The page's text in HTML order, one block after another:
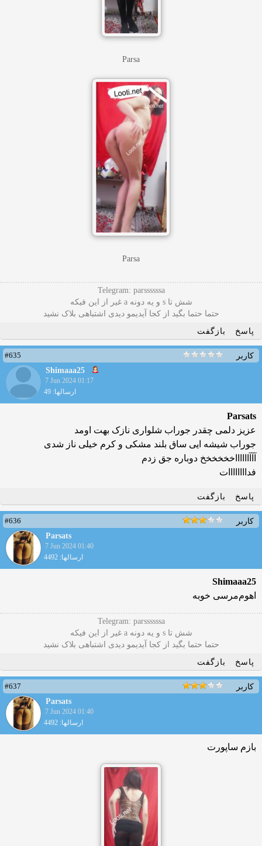
Parsa
Parsa
Telegram: parssssssa
شش تا s و یه دونه a غیر از این فیکه
حتما حتما بگید از کجا آیدیمو دیدی اشتباهی بلاک نشید
پاسخ
بازگفت
کاربر
#635
Shimaaa25
7 Jun 2024 01:17
ارسالها: 49
Parsats
عزیز دلمی چقدر جوراب شلواری نازک بهت اومد
جوراب شیشه ایی ساق بلند مشکی و کرم خیلی ناز شدی
آآآااااااخخخخخخ دوباره جق زدم
فداااااااات
پاسخ بازگفت
کاربر
#636
Parsats
7 Jun 2024 01:40
ارسالها: 4492
Shimaaa25
اهوم‌مرسی خوبه
Telegram: parssssssa
شش تا s و یه دونه a غیر از این فیکه
حتما حتما بگید از کجا آیدیمو دیدی اشتباهی بلاک نشید
پاسخ
بازگفت
کاربر
#637
Parsats
7 Jun 2024 01:40
ارسالها: 4492
بازم ساپورت